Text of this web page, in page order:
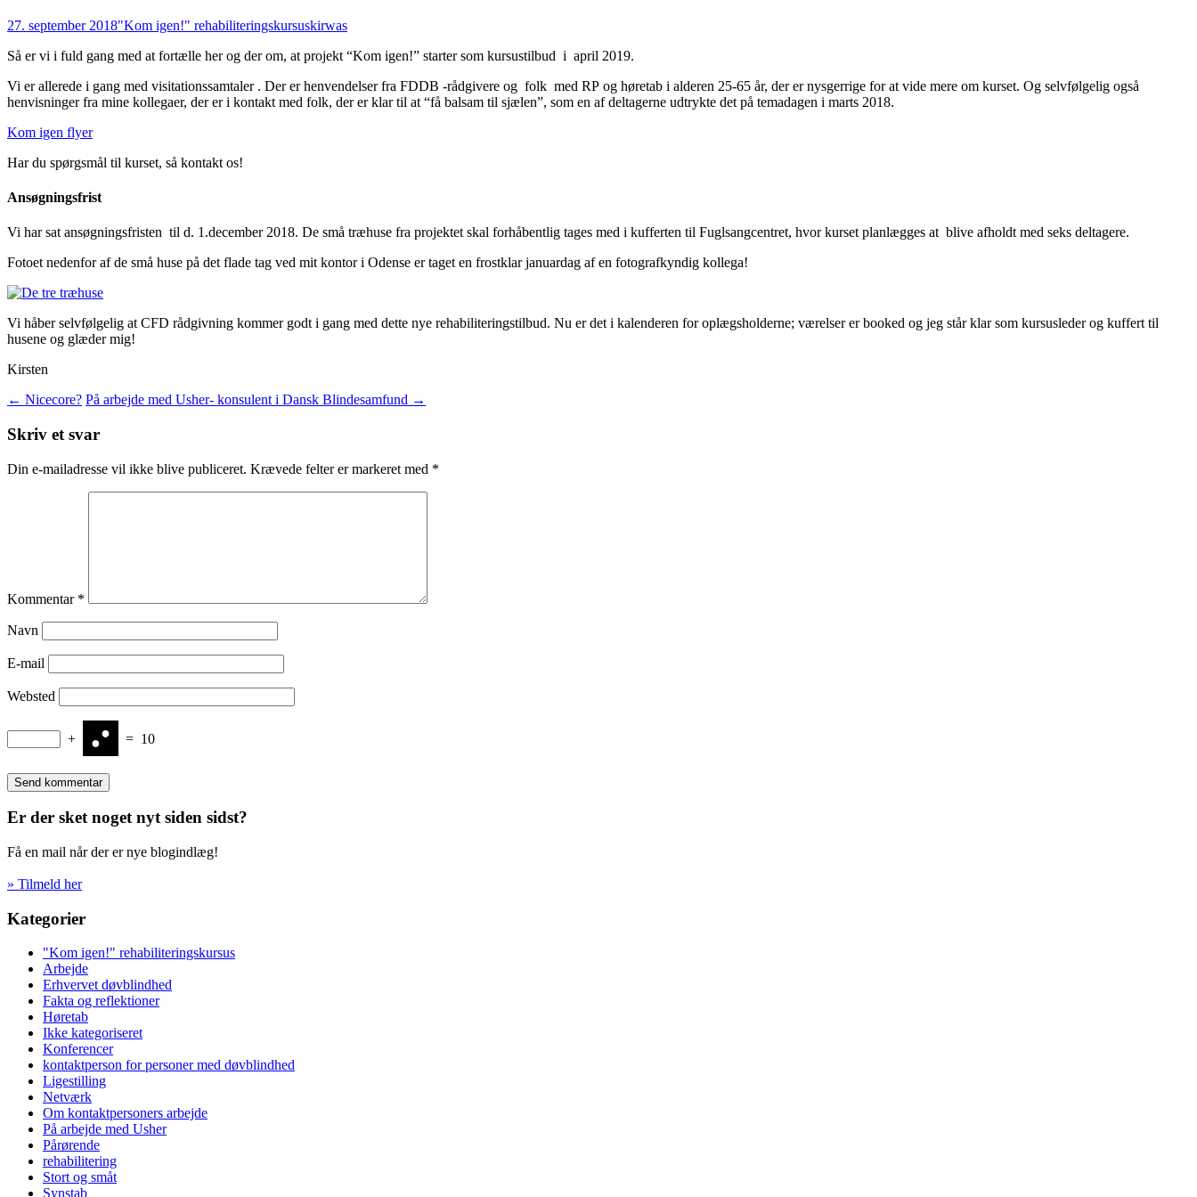
27. september 2018"Kom igen!" rehabiliteringskursuskirwas
Så er vi i fuld gang med at fortælle her og der om, at projekt “Kom igen!” starter som kursustilbud i april 2019.
Vi er allerede i gang med visitationssamtaler . Der er henvendelser fra FDDB -rådgivere og folk med RP og høretab i alderen 25-65 år, der er nysgerrige for at vide mere om kurset. Og selvfølgelig også
henvisninger fra mine kollegaer, der er i kontakt med folk, der er klar til at “få balsam til sjælen”, som en af deltagerne udtrykte det på temadagen i marts 2018.
Kom igen flyer
Har du spørgsmål til kurset, så kontakt os!
Ansøgningsfrist
Vi har sat ansøgningsfristen til d. 1.december 2018. De små træhuse fra projektet skal forhåbentlig tages med i kufferten til Fuglsangcentret, hvor kurset planlægges at blive afholdt med seks deltagere.
Fotoet nedenfor af de små huse på det flade tag ved mit kontor i Odense er taget en frostklar januardag af en fotografkyndig kollega!
Vi håber selvfølgelig at CFD rådgivning kommer godt i gang med dette nye rehabiliteringstilbud. Nu er det i kalenderen for oplægsholderne; værelser er booked og jeg står klar som kursusleder og kuffert til
husene og glæder mig!
Kirsten
Indlægsnavigation
← Nicecore? På arbejde med Usher- konsulent i Dansk Blindesamfund →
Skriv et svar
Din e-mailadresse vil ikke blive publiceret. Krævede felter er markeret med *
Kommentar *
Navn
E-mail
Websted
+ = 10
Er der sket noget nyt siden sidst?
Få en mail når der er nye blogindlæg!
» Tilmeld her
Kategorier
"Kom igen!" rehabiliteringskursus
Arbejde
Erhvervet døvblindhed
Fakta og reflektioner
Høretab
Ikke kategoriseret
Konferencer
kontaktperson for personer med døvblindhed
Ligestilling
Netværk
Om kontaktpersoners arbejde
På arbejde med Usher
Pårørende
rehabilitering
Stort og småt
Synstab